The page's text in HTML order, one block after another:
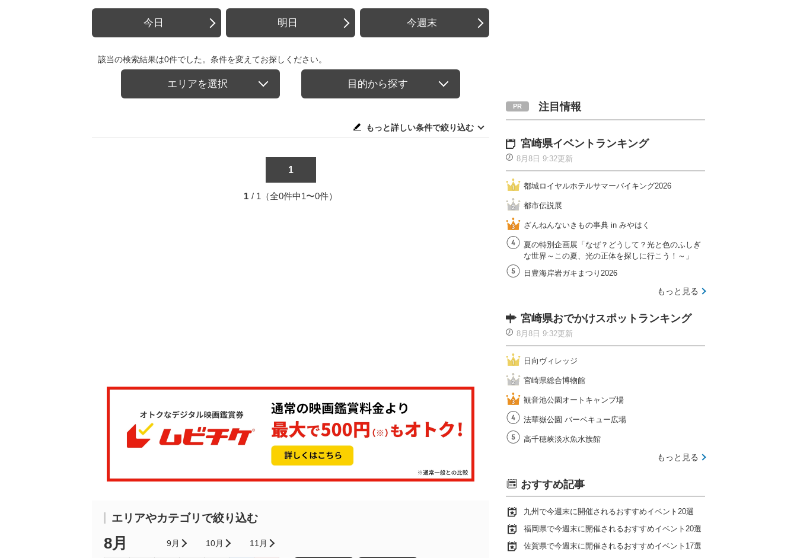
今日 明日 今週末
該当の検索結果は0件でした。条件を変えてお探しください。
エリアを選択 目的から探す
もっと詳しい条件で絞り込む
1
1 / 1（全0件中1〜0件）
エリアやカテゴリで絞り込む
8月 9月 10月 11月
注目情報
宮崎県イベントランキング
8月8日 9:32更新
都城ロイヤルホテルサマーバイキング2026
都市伝説展
ざんねんないきもの事典 in みやはく
夏の特別企画展「なぜ？どうして？光と色のふしぎ
な世界～この夏、光の正体を探しに行こう！～」
日豊海岸岩ガキまつり2026
もっと見る
宮崎県おでかけスポットランキング
8月8日 9:32更新
日向ヴィレッジ
宮崎県総合博物館
観音池公園オートキャンプ場
法華嶽公園 バーベキュー広場
高千穂峡淡水魚水族館
もっと見る
おすすめ記事
九州で今週末に開催されるおすすめイベント20選
福岡県で今週末に開催されるおすすめイベント20選
佐賀県で今週末に開催されるおすすめイベント17選